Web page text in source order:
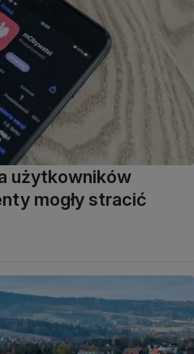
użytkowników
mogły stracić